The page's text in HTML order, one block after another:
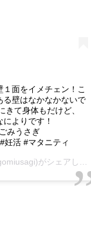
面をイメチェン！こ
る壁はなかなかないで
きて身体もだけど、
よりです！
みうさぎ
妊活 #マタニティ
がシェアした投稿 –